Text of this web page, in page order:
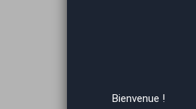
Bienvenue !